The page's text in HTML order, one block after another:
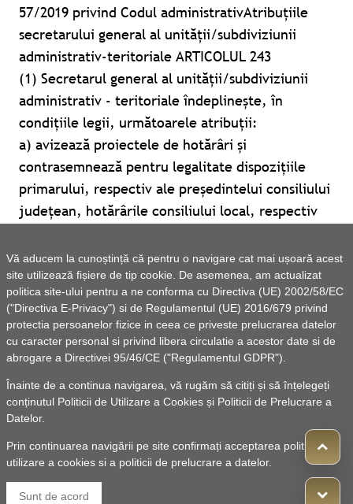
Vă aducem la cunoștință că pentru o navigare cat mai ușoară acest
site utilizează fișiere de tip cookie. De asemenea, am actualizat
politica site-ului pentru a ne conforma cu Directiva (UE) 2002/58/EC
("Directiva E-Privacy") si de Regulamentul (UE) 2016/679 privind
protectia persoanelor fizice in ceea ce priveste prelucrarea datelor
cu caracter personal si privind libera circulatie a acestor date si de
abrogare a Directivei 95/46/CE ("Regulamentul GDPR").
Înainte de a continua navigarea, vă rugăm să citiți și să înțelegeți
conținutul Politicii de Utilizare a Cookies și Politicii de Prelucrare a
Datelor.
Prin continuarea navigării pe site confirmați acceptarea politicii de
utilizare a cookies si a politicii de prelucrare a datelor.
Sunt de acord
57/2019 privind Codul administrativAtribuțiile
secretarului general al unității/subdiviziunii
administrativ-teritoriale ARTICOLUL 243
(1) Secretarul general al unității/subdiviziunii
administrativ - teritoriale îndeplinește, în
condițiile legii, următoarele atribuții:
a) avizează proiectele de hotărâri și
contrasemnează pentru legalitate dispozițiile
primarului, respectiv ale președintelui consiliului
județean, hotărârile consiliului local, respectiv
ședințele consiliului local, respectiv ale
consiliului județean; c) asigură gestionarea
procedurilor administrative privind relația dintre
consiliul local și primar, respect(...)
© 2010 -Powered by Pancarpatica Invest
Termeni de